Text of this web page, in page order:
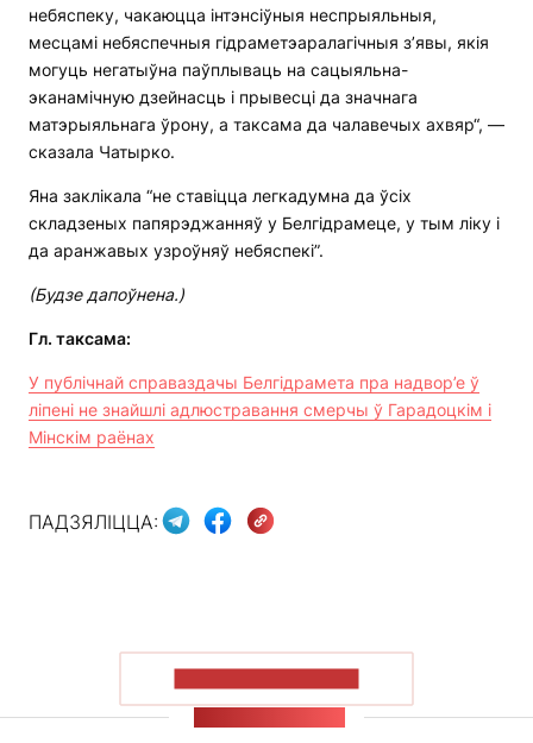
небяспеку, чакаюцца інтэнсіўныя неспрыяльныя,
месцамі небяспечныя гідраметэаралагічныя з’явы, якія
могуць негатыўна паўплываць на сацыяльна-
эканамічную дзейнасць і прывесці да значнага
матэрыяльнага ўрону, а таксама да чалавечых ахвяр“, —
сказала Чатырко.
Яна заклікала “не ставіцца легкадумна да ўсіх
складзеных папярэджанняў у Белгідрамеце, у тым ліку і
да аранжавых узроўняў небяспекі”.
(Будзе дапоўнена.)
Гл. таксама:
У публічнай справаздачы Белгідрамета пра надвор’е ў
ліпені не знайшлі адлюстравання смерчы ў Гарадоцкім і
Мінскім раёнах
ПАДЗЯЛІЦЦА: